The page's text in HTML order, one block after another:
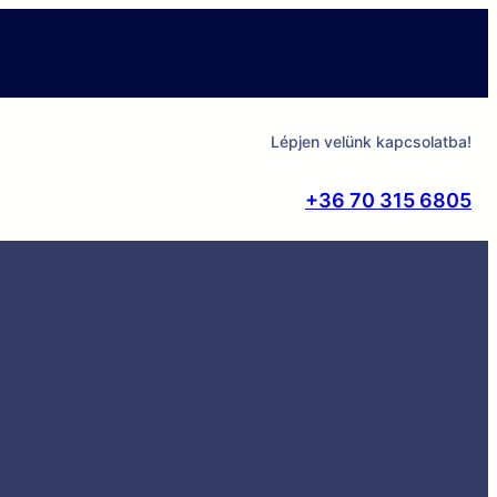
Lépjen velünk kapcsolatba!
+36 70 315 6805